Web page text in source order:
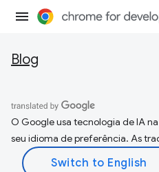
Blog
O Google usa tecnologia de IA
seu idioma de preferência. As